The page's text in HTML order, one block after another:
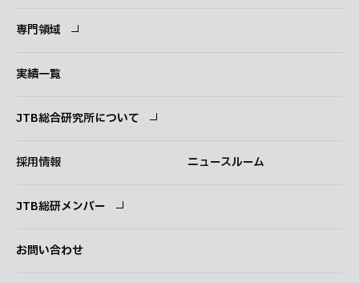
専門領域
実績一覧
JTB総合研究所について
採用情報 ニュースルーム
JTB総研メンバー
お問い合わせ